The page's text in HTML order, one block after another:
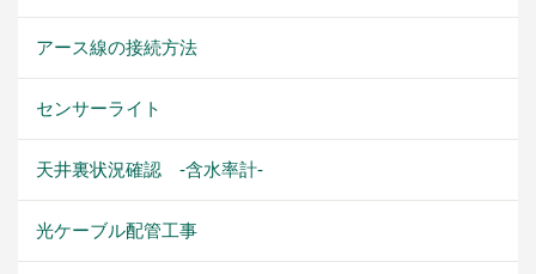
アース線の接続方法
センサーライト
天井裏状況確認 -含水率計-
光ケーブル配管工事